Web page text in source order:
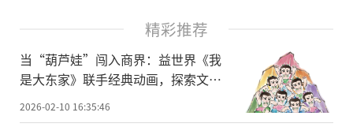
精彩推荐
当“葫芦娃”闯入商界：益世界《我
是大东家》联手经典动画，探索文化
IP联动新范式
2026-02-10 16:35:46